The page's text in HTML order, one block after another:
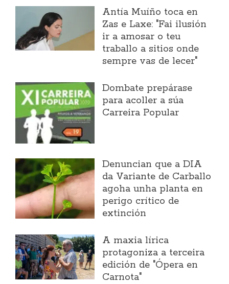
Antía Muíño toca en
Zas e Laxe: "Fai ilusión
ir a amosar o teu
traballo a sitios onde
sempre vas de lecer"
Dombate prepárase
para acoller a súa
Carreira Popular
Denuncian que a DIA
da Variante de Carballo
agoha unha planta en
perigo crítico de
extinción
A maxia lírica
protagoniza a terceira
edición de "Ópera en
Carnota"